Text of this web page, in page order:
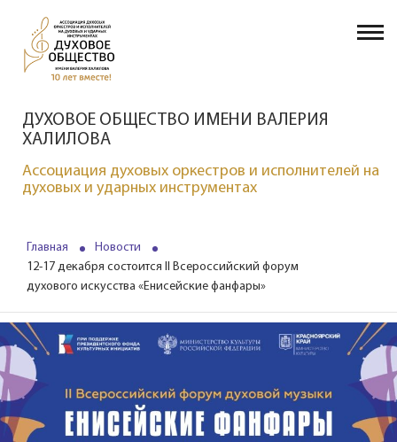
ДУХОВОЕ ОБЩЕСТВО ИМЕНИ ВАЛЕРИЯ
ХАЛИЛОВА
Ассоциация духовых оркестров и исполнителей на
духовых и ударных инструментах
Главная
Новости
12-17 декабря состоится II Всероссийский форум
духового искусства «Енисейские фанфары»